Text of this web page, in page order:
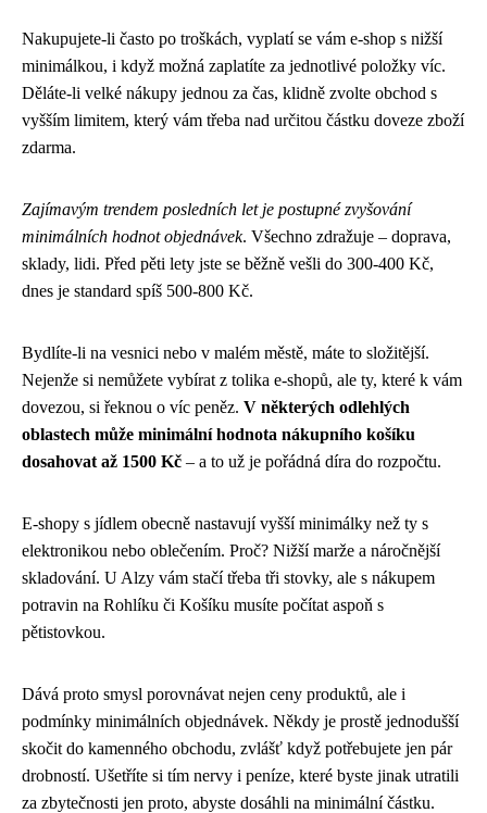
Nakupujete-li často po troškách, vyplatí se vám e-shop s nižší
minimálkou, i když možná zaplatíte za jednotlivé položky víc.
Děláte-li velké nákupy jednou za čas, klidně zvolte obchod s
vyšším limitem, který vám třeba nad určitou částku doveze zboží
zdarma.
Zajímavým trendem posledních let je postupné zvyšování
minimálních hodnot objednávek. Všechno zdražuje – doprava,
sklady, lidi. Před pěti lety jste se běžně vešli do 300-400 Kč,
dnes je standard spíš 500-800 Kč.
Bydlíte-li na vesnici nebo v malém městě, máte to složitější.
Nejenže si nemůžete vybírat z tolika e-shopů, ale ty, které k vám
dovezou, si řeknou o víc peněz. V některých odlehlých
oblastech může minimální hodnota nákupního košíku
dosahovat až 1500 Kč – a to už je pořádná díra do rozpočtu.
E-shopy s jídlem obecně nastavují vyšší minimálky než ty s
elektronikou nebo oblečením. Proč? Nižší marže a náročnější
skladování. U Alzy vám stačí třeba tři stovky, ale s nákupem
potravin na Rohlíku či Košíku musíte počítat aspoň s
pětistovkou.
Dává proto smysl porovnávat nejen ceny produktů, ale i
podmínky minimálních objednávek. Někdy je prostě jednodušší
skočit do kamenného obchodu, zvlášť když potřebujete jen pár
drobností. Ušetříte si tím nervy i peníze, které byste jinak utratili
za zbytečnosti jen proto, abyste dosáhli na minimální částku.